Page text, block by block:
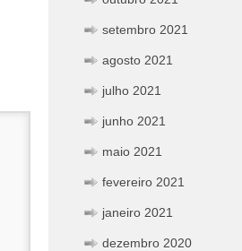
setembro 2021
agosto 2021
julho 2021
junho 2021
maio 2021
fevereiro 2021
janeiro 2021
dezembro 2020